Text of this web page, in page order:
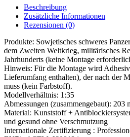
Beschreibung
Zusätzliche Informationen
Rezensionen (0)
Produkte: Sowjetisches schweres
dem Zweiten Weltkrieg, militärisches
Jahrhunderts (keine Montage
Hinweis: Für die Montage wird
Lieferumfang enthalten), der nach der
muss (kein Farbstoff).
Modellverhältnis: 1:35
Abmessungen (zusammengebaut): 203
Material: Kunststoff +
und gesund ohne Verschmutzung
Internationale Zertifizierung :